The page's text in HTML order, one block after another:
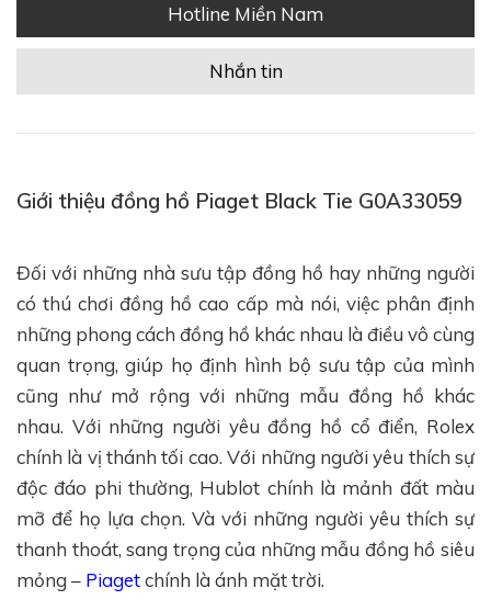
Hotline Miền Nam
Nhắn tin
Giới thiệu đồng hồ Piaget Black Tie G0A33059
Đối với những nhà sưu tập đồng hồ hay những người
có thú chơi đồng hồ cao cấp mà nói, việc phân định
những phong cách đồng hồ khác nhau là điều vô cùng
quan trọng, giúp họ định hình bộ sưu tập của mình
cũng như mở rộng với những mẫu đồng hồ khác
nhau. Với những người yêu đồng hồ cổ điển, Rolex
chính là vị thánh tối cao. Với những người yêu thích sự
độc đáo phi thường, Hublot chính là mảnh đất màu
mỡ để họ lựa chọn. Và với những người yêu thích sự
thanh thoát, sang trọng của những mẫu đồng hồ siêu
mỏng – Piagetchính là ánh mặt trời.